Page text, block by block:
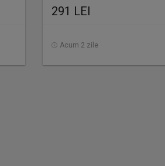
291 LEI
Acum 2 zile